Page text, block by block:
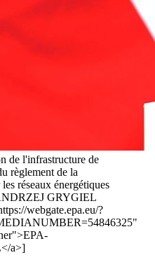
de l'infrastructure de
règlement de la
réseaux énergétiques
GRYGIEL
webgate.epa.eu/?
a>]